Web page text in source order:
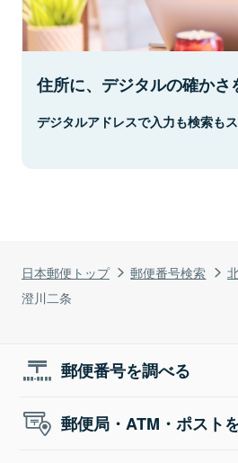
日本郵便トップ 郵便番号検索
澄川二条
住所に、デジタルの確かさ
デジタルアドレスで入力も検索もス
郵便番号を調べる
郵便局・ATM・ポスト